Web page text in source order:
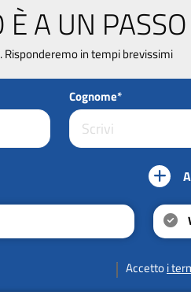
A UN
in tempi brevissimi
Cognome*
Accettoi